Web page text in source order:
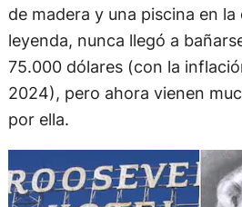
de madera y una piscina en la
leyenda, nunca llegó a
75.000 dólares (con la
2024), pero ahora vienen
por ella.